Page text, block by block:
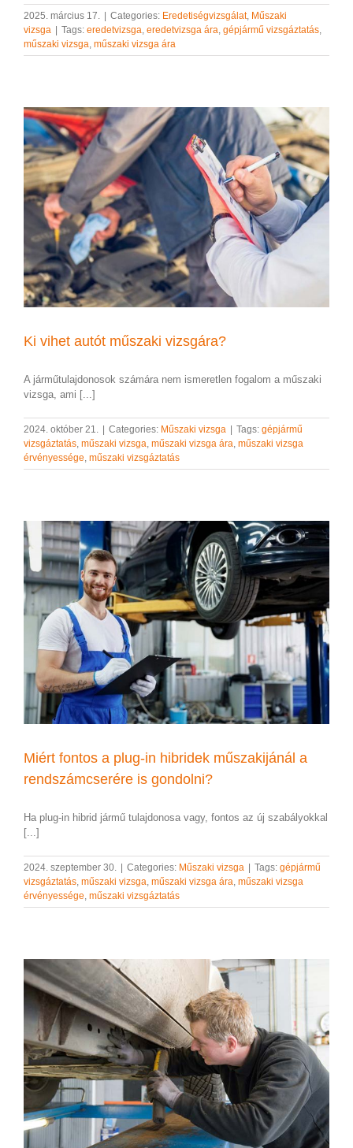
2025. március 17. Categories: Eredetiségvizsgálat, Műszaki
vizsga
Tags: eredetvizsga, eredetvizsga ára, gépjármű vizsgáztatás,
műszaki vizsga, műszaki vizsga ára
Ki vihet autót műszaki vizsgára?
A járműtulajdonosok számára nem ismeretlen fogalom a műszaki
vizsga, ami [...]
2024. október 21. | Categories: Műszaki vizsga | Tags: gépjármű
vizsgáztatás műszaki vizsga műszaki vizsga ára műszaki vizsga
érvényessége műszaki vizsgáztatás
Miért fontos a plug-in hibridek műszakijánál a
rendszámcserére is gondolni?
Ha plug-in hibrid jármű tulajdonosa vagy, fontos az új szabályokkal
[...]
2024. szeptember 30. Categories: Műszaki vizsga Tags: gépjármű
vizsgáztatás, műszaki vizsga, műszaki vizsga ára, műszaki vizsga
érvényessége, műszaki vizsgáztatás